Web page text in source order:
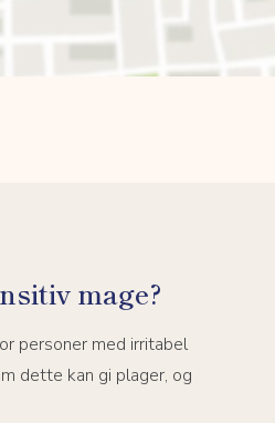
mage?
personer med irritabel
dette kan gi plager, og